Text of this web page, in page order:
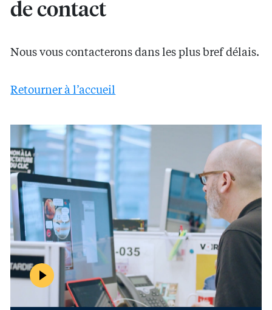
de contact
Nous vous contacterons dans les plus bref délais.
Retourner à l’accueil